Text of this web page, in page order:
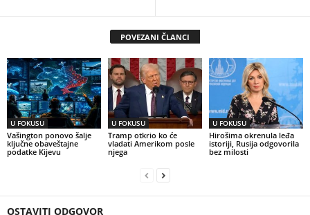
POVEZANI ČLANCI
U FOKUSU
Vašington ponovo šalje
ključne obaveštajne
podatke Kijevu
U FOKUSU
Tramp otkrio ko će
vladati Amerikom posle
njega
U FOKUSU
Hirošima okrenula leđa
istoriji, Rusija odgovorila
bez milosti
OSTAVITI ODGOVOR